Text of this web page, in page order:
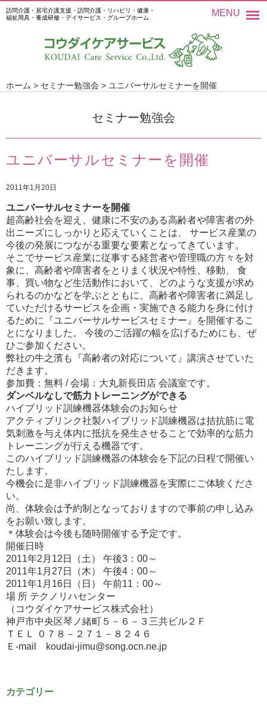
訪問介護・居宅介護支援・訪問介護・リハビリ・健康・
福祉用具・養成研修・デイサービス・グループホーム
MENU
ホーム > セミナー勉強会 > ユニバーサルセミナーを開催
セミナー勉強会
ユニバーサルセミナーを開催
2011年1月20日
ユニバーサルセミナーを開催
超高齢社会を迎え、健康に不安のある高齢者や障害者の外
出ニーズにしっかりと応えていくことは、 サービス産業の
今後の発展につながる重要な要素となってきています。
そこでサービス産業に従事する経営者や管理職の方々を対
象に、高齢者や障害者をとりまく状況や特性、移動、 食
事、買い物など生活動作において、どのような支援が求め
られるのかなどを学ぶとともに、高齢者や障害者に満足し
ていただけるサービスを企画・実施できる能力を身に付け
るために『ユニバーサルサービスセミナー』を開催するこ
とになりました。 今後のご活躍の幅を広げるためにも、ぜ
ひご参加ください。
弊社の牛之濱も『高齢者の対応について』講演させていた
だきます。
参加費：無料 / 会場：大丸新長田店 会議室です。
ダンベルなしで筋力トレーニングができる
ハイブリッド訓練機器体験会のお知らせ
アクティブリンク社製ハイブリッド訓練機器は拮抗筋に電
気刺激を与え体内に抵抗を発生させることで効率的な筋力
トレーニングが行える機器です。
このハイブリッド訓練機器の体験会を下記の日程で開催い
たします。
今機会に是非ハイブリッド訓練機器を実際にご体験くださ
い。
尚、体験会は予約制となっておりますので事前の申し込み
をお願い致します。
＊体験会は今後も随時開催する予定です。
開催日時
2011年2月12日（土） 午後3：00～
2011年1月27日（木） 午後4：00～
2011年1月16日（日） 午前11：00～
場 所 テクノリハセンター
（コウダイケアサービス株式会社）
神戸市中央区琴ノ緒町５－６－３三共ビル２Ｆ
ＴＥＬ ０７８－２７１－８２４６
Ｅ-mail koudai-jimu@song.ocn.ne.jp
カテゴリー